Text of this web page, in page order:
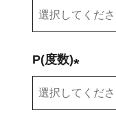
必
)
P(度数)
(
必